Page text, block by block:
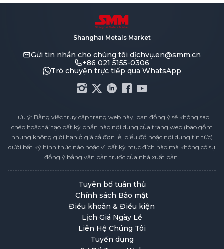
Shanghai Metals Market
Gửi tin nhắn cho chúng tôi dịchvụ.en@smm.cn
+86 021 5155-0306
Trò chuyện trực tiếp qua WhatsApp
Lưu ý: Bằng việc truy cập trang web này, bạn đồng ý sẽ không sao
chép hoặc tái tạo bất kỳ phần nào nội dung của trang web (bao gồm
nhưng không giới hạn ở giá cả đơn lẻ, biểu đồ hoặc nội dung tin tức)
dưới bất kỳ hình thức nào hoặc vì bất kỳ mục đích nào mà không có sự
đồng ý bằng văn bản trước của nhà xuất bản.
Tuyên bố tuân thủ
Chính sách Bảo mật
Điều khoản & Điều kiện
Lịch Giá Ngày Lễ
Liên Hệ Chúng Tôi
Tuyển dụng